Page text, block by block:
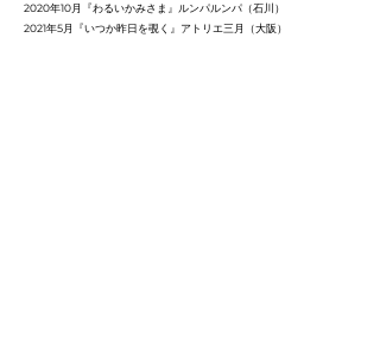
2020年10月『わるいかみさま』ルンパルンパ（石川）
2021年5月『いつか昨日を覗く』アトリエ三月（大阪）